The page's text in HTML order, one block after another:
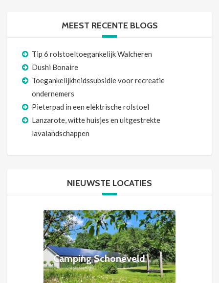
MEEST RECENTE BLOGS
Tip 6 rolstoeltoegankelijk Walcheren
Dushi Bonaire
Toegankelijkheidssubsidie voor recreatie
ondernemers
Pieterpad in een elektrische rolstoel
Lanzarote, witte huisjes en uitgestrekte
lavalandschappen
NIEUWSTE LOCATIES
Camping Schoneveld